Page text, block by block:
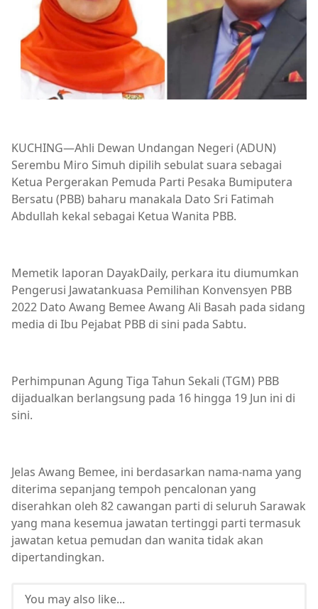
KUCHING—Ahli Dewan Undangan Negeri (ADUN)
Serembu Miro Simuh dipilih sebulat suara sebagai
Ketua Pergerakan Pemuda Parti Pesaka Bumiputera
Bersatu (PBB) baharu manakala Dato Sri Fatimah
Abdullah kekal sebagai Ketua Wanita PBB.
Memetik laporan DayakDaily, perkara itu diumumkan
Pengerusi Jawatankuasa Pemilihan Konvensyen PBB
2022 Dato Awang Bemee Awang Ali Basah pada sidang
media di Ibu Pejabat PBB di sini pada Sabtu.
Perhimpunan Agung Tiga Tahun Sekali (TGM) PBB
dijadualkan berlangsung pada 16 hingga 19 Jun ini di
sini.
Jelas Awang Bemee, ini berdasarkan nama-nama yang
diterima sepanjang tempoh pencalonan yang
diserahkan oleh 82 cawangan parti di seluruh Sarawak
yang mana kesemua jawatan tertinggi parti termasuk
jawatan ketua pemudan dan wanita tidak akan
dipertandingkan.
You may also like...